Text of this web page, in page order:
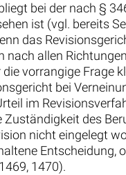
bei der nach §
ist (vgl. bereits
das
nach allen
vorrangige Frage
bei
im
Zuständigkeit des
nicht eingelegt
Entscheidung,
1470).